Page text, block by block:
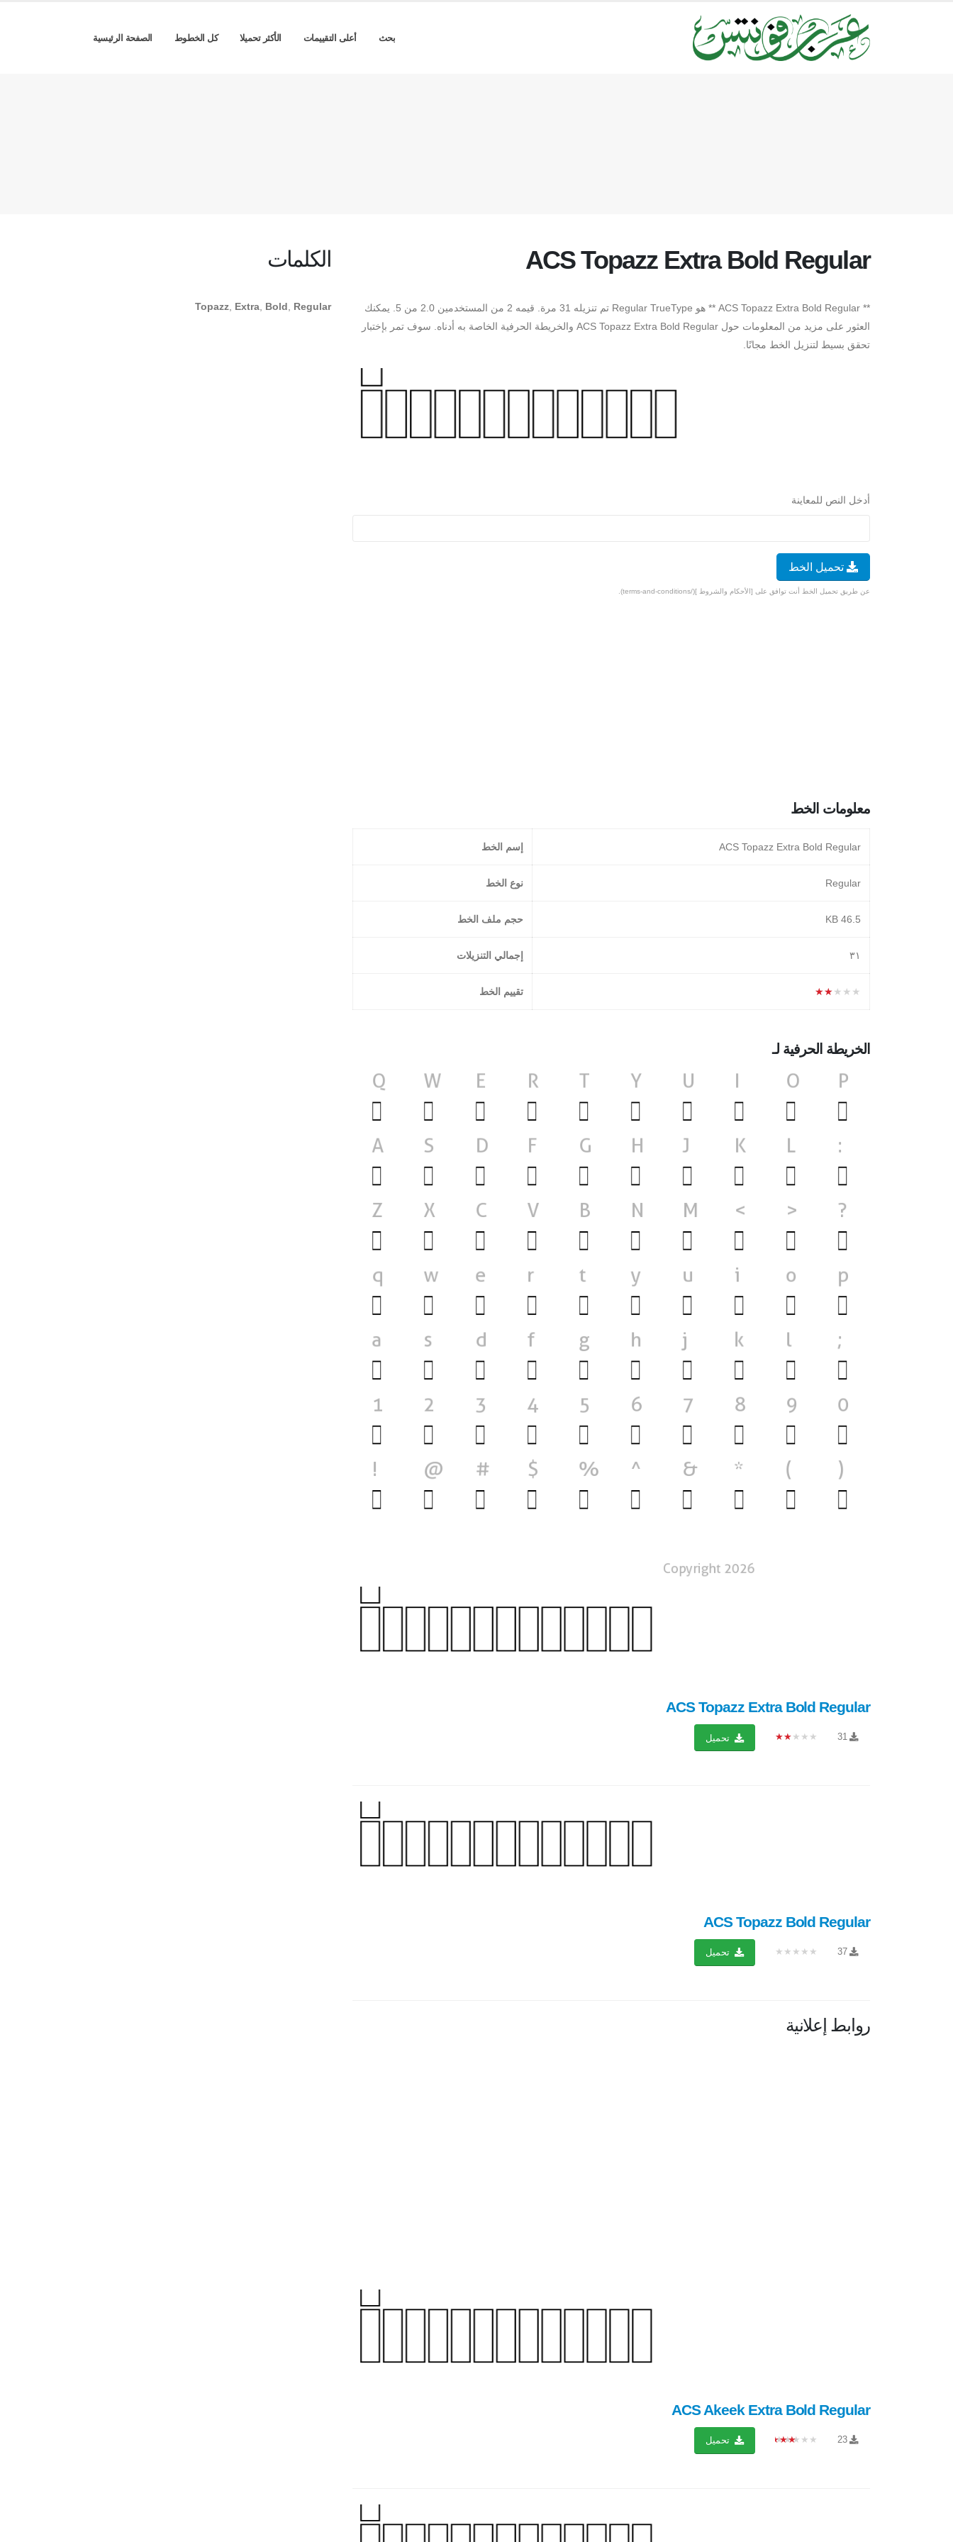
بحث أعلى التقييمات الأكثر تحميلا كل الخطوط الصفحة الرئيسية
ACS Topazz Extra Bold Regular
** ACS Topazz Extra Bold Regular ** هو Regular TrueType تم تنزيله 31 مرة. قيمه 2 من المستخدمين 2.0 من 5. يمكنك
العثور على مزيد من المعلومات حول ACS Topazz Extra Bold Regular والخريطة الحرفية الخاصة به أدناه. سوف تمر بإختبار
تحقق بسيط لتنزيل الخط مجانًا.
أدخل النص للمعاينة
تحميل الخط
عن طريق تحميل الخط أنت توافق على [الأحكام والشروط ](/terms-and-conditions).
معلومات الخط
ACS Topazz Extra Bold Regular إسم الخط
Regular نوع الخط
46.5 KB حجم ملف الخط
۳١ إجمالي التنزيلات
★★★★★ تقييم الخط
الخريطة الحرفية لـ
ACS Topazz Extra Bold Regular
31
★★★★★ تحميل
ACS Topazz Bold Regular
37
★★★★★ تحميل
روابط إعلانية
ACS Akeek Extra Bold Regular
23
★★★★★ تحميل
الكلمات
Topazz Extra Bold Regular